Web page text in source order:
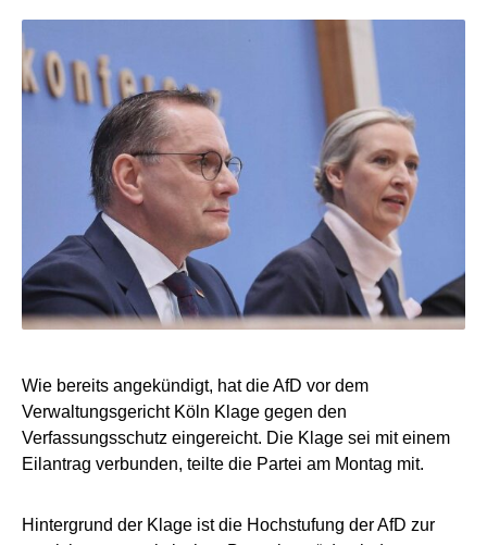
Wie bereits angekündigt, hat die AfD vor dem
Verwaltungsgericht Köln Klage gegen den
Verfassungsschutz eingereicht. Die Klage sei mit einem
Eilantrag verbunden, teilte die Partei am Montag mit.
Hintergrund der Klage ist die Hochstufung der AfD zur